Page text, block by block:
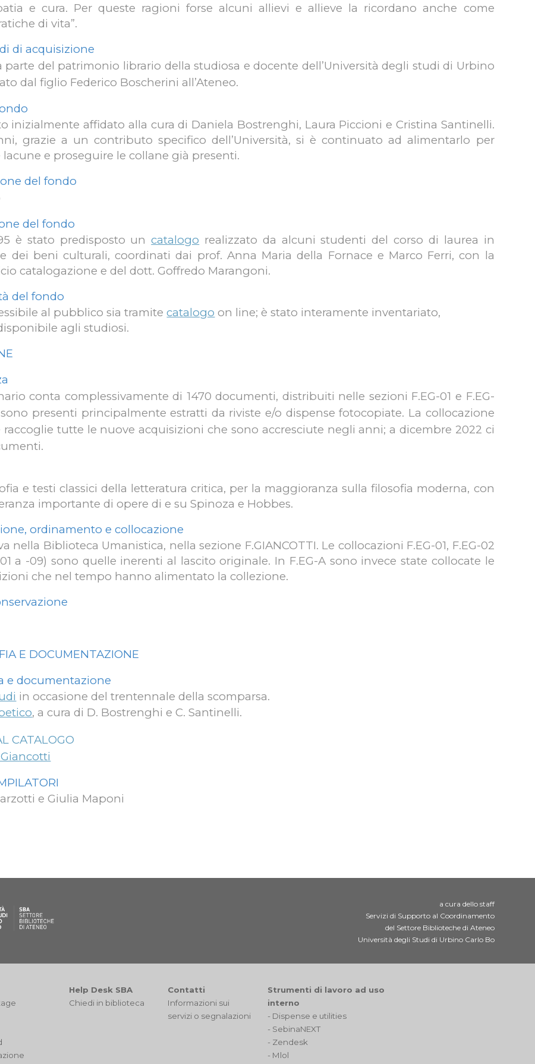
e cura. Per queste ragioni forse alcuni allievi e allieve la ricordano anche come
di vita”.
di acquisizione
parte del patrimonio librario della studiosa e docente dell’Università degli studi di Urbino
dal figlio Federico Boscherini all’Ateneo.
inizialmente affidato alla cura di Daniela Bostrenghi, Laura Piccioni e Cristina Santinelli.
grazie a un contributo specifico dell’Università, si è continuato ad alimentarlo per
e proseguire le collane già presenti.
del fondo
del fondo
è stato predisposto un catalogo realizzato da alcuni studenti del corso di laurea in
dei beni culturali, coordinati dai prof. Anna Maria della Fornace e Marco Ferri, con la
catalogazione e del dott. Goffredo Marangoni.
del fondo
al pubblico sia tramitecatalogo on line; è stato interamente inventariato,
agli studiosi.
conta complessivamente di 1470 documenti, distribuiti nelle sezioni F.EG-01 e F.EG-
sono presenti principalmente estratti da riviste e/o dispense fotocopiate. La collocazione
raccoglie tutte le nuove acquisizioni che sono accresciute negli anni; a dicembre 2022 ci
e testi classici della letteratura critica, per la maggioranza sulla filosofia moderna, con
importante di opere di e su Spinoza e Hobbes.
ordinamento e collocazione
nella Biblioteca Umanistica, nella sezione F.GIANCOTTI. Le collocazioni F.EG-01, F.EG-02
a -09) sono quelle inerenti al lascito originale. In F.EG-A sono invece state collocate le
che nel tempo hanno alimentato la collezione.
E DOCUMENTAZIONE
e documentazione
in occasione del trentennale della scomparsa.
, a cura di D. Bostrenghi e C. Santinelli.
CATALOGO
I
e Giulia Maponi
a cura dello staff
Servizi di Supporto al Coordinamento
del Settore Biblioteche di Ateneo
Università degli Studi di Urbino Carlo Bo
Help Desk SBA
Chiedi in biblioteca
Contatti
Informazioni sui
servizio segnalazioni
Strumenti di lavoro ad uso
interno
- Dispense e utilities
- SebinaNEXT
- Zendesk
- Mlol